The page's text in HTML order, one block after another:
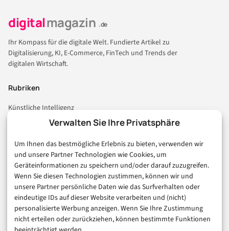
Verwalten Sie Ihre Privatsphäre
Um Ihnen das bestmögliche Erlebnis zu bieten, verwenden wir
und unsere Partner Technologien wie Cookies, um
Geräteinformationen zu speichern und/oder darauf zuzugreifen.
Wenn Sie diesen Technologien zustimmen, können wir und
unsere Partner persönliche Daten wie das Surfverhalten oder
eindeutige IDs auf dieser Website verarbeiten und (nicht)
personalisierte Werbung anzeigen. Wenn Sie Ihre Zustimmung
nicht erteilen oder zurückziehen, können bestimmte Funktionen
digitalmagazin .de
Ihr Kompass für die digitale Welt. Fundierte Artikel zu
Digitalisierung, KI, E-Commerce, FinTech und Trends der
digitalen Wirtschaft.
Rubriken
Künstliche Intelligenz
Technologie & IT
Consumer & Digital Life
Marketing
Finanzen & FinTech
Business & Karriere
Sicherheit & Recht
Digitalisierung
Marketing